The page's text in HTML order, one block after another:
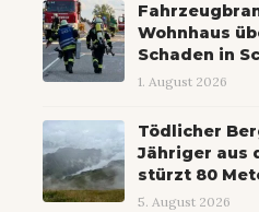
Wohnhaus
Schaden in
1. August 2026
Tödlicher
Jähriger aus
stürzt 80
5. August 2026